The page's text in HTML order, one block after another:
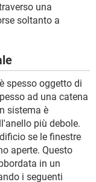
una
soltanto a
è spesso oggetto di
ad una catena
sistema è
più debole.
se le finestre
aperte. Questo
in un
i seguenti